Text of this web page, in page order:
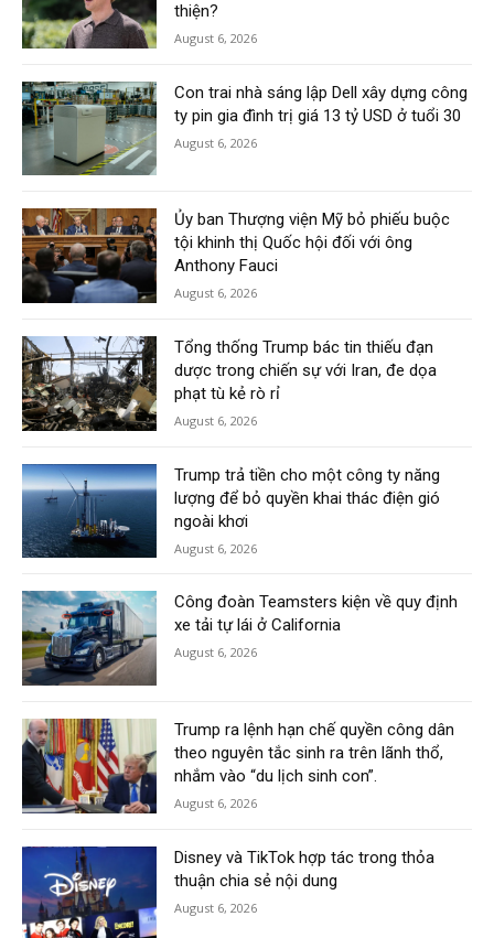
thiện?
August 6, 2026
Con trai nhà sáng lập Dell xây dựng công
ty pin gia đình trị giá 13 tỷ USD ở tuổi 30
August 6, 2026
Ủy ban Thượng viện Mỹ bỏ phiếu buộc
tội khinh thị Quốc hội đối với ông
Anthony Fauci
August 6, 2026
Tổng thống Trump bác tin thiếu đạn
dược trong chiến sự với Iran, đe dọa
phạt tù kẻ rò rỉ
August 6, 2026
Trump trả tiền cho một công ty năng
lượng để bỏ quyền khai thác điện gió
ngoài khơi
August 6, 2026
Công đoàn Teamsters kiện về quy định
xe tải tự lái ở California
August 6, 2026
Trump ra lệnh hạn chế quyền công dân
theo nguyên tắc sinh ra trên lãnh thổ,
nhắm vào “du lịch sinh con”.
August 6, 2026
Disney và TikTok hợp tác trong thỏa
thuận chia sẻ nội dung
August 6, 2026